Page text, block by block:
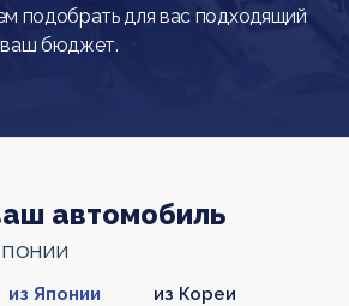
подобрать для вас подходящий
бюджет.
автомобиль
из Японии из Кореи